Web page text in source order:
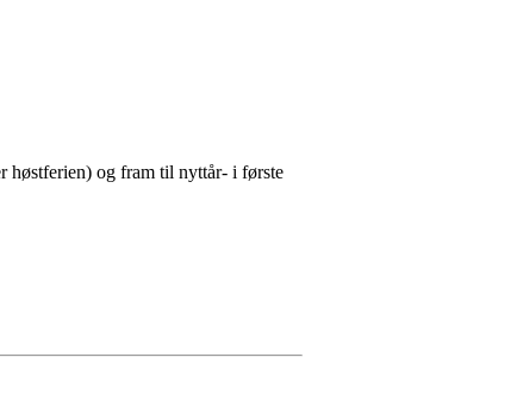
høstferien) og fram til nyttår- i første